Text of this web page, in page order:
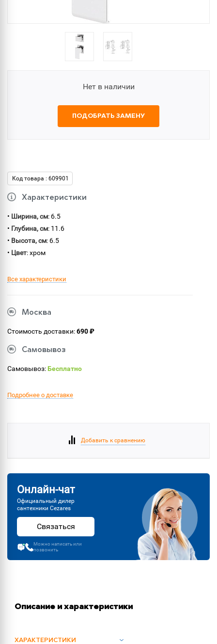
Нет в наличии
ПОДОБРАТЬ ЗАМЕНУ
Код товара : 609901
Характеристики
• Ширина, см: 6.5
• Глубина, см: 11.6
• Высота, см: 6.5
• Цвет: хром
Все характеристики
Москва
Стоимость доставки:690 ₽
Самовывоз
Самовывоз:Бесплатно
Подробнее о доставке
Добавить к сравнению
Онлайн-чат
Официальный дилер
сантехники Cezares
Связаться
Можно написать или
позвонить
Описание и характеристики
ХАРАКТЕРИСТИКИ